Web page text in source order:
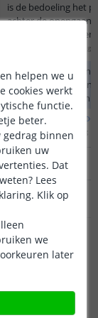
is de bedoeling het
achter de
hangkast (de
dan onderkant
profiel gemonteerd
bevestiging via een
het profiel i.p.v. de
woensdag
Helaas kunnen
vanuit het midden
bevestigd worden
meegeleverde
Bekijkhele
Door Levi op donderdag
helpen we u
cookies werkt
functie.
beter.
gedrag binnen
uw
Dat
Lees
Klik op
we
later